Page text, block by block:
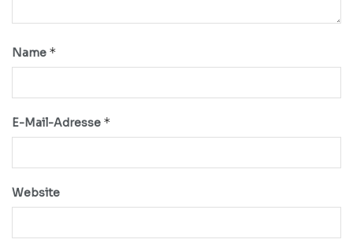
Name *
E-Mail-Adresse *
Website